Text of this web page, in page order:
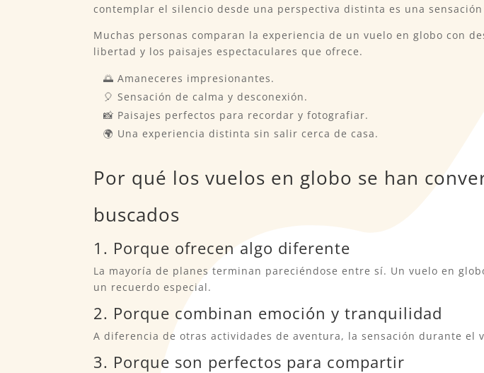
contemplar el silencio desde una perspectiva distinta es una
Muchas personas comparan la experiencia de un vuelo en globo con
libertad y los paisajes espectaculares que ofrece.
🌅 Amaneceres impresionantes.
🎈 Sensación de calma y desconexión.
📸 Paisajes perfectos para recordar y fotografiar.
🌍 Una experiencia distinta sin salir cerca de casa.
Por qué los vuelos en globo se han
buscados
1. Porque ofrecen algo diferente
La mayoría de planes terminan pareciéndose entre sí. Un vuelo en
un recuerdo especial.
2. Porque combinan emoción y tranquilidad
A diferencia de otras actividades de aventura, la sensación durante el
3. Porque son perfectos para compartir